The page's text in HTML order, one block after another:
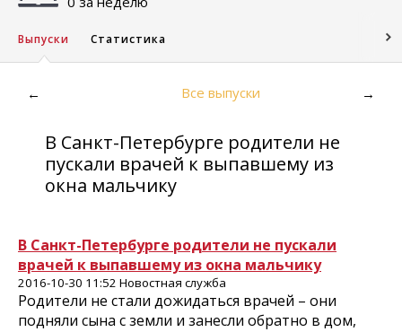
Выпуски Статистика
← Все выпуски →
В Санкт-Петербурге родители не
пускали врачей к выпавшему из
окна мальчику
В Санкт-Петербурге родители не пускали
врачей к выпавшему из окна мальчику
2016-10-30 11:52 Новостная служба
Родители не стали дожидаться врачей – они
подняли сына с земли и занесли обратно в дом,